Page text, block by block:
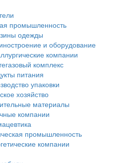
промышленность
одежды
и оборудование
компании
комплекс
питания
упаковки
хозяйство
материалы
компании
промышленность
компании